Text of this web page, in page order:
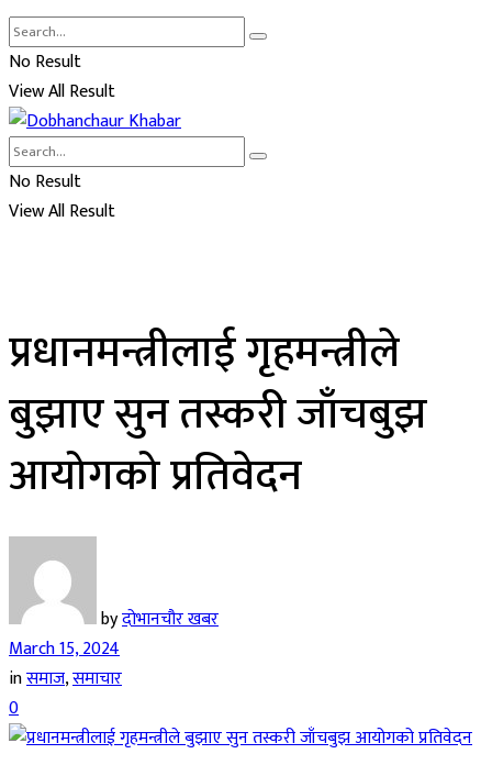
No Result
View All Result
No Result
View All Result
प्रधानमन्त्रीलाई गृहमन्त्रीले
बुझाए सुन तस्करी जाँचबुझ
आयोगको प्रतिवेदन
byदोभानचौर खबर
March 15, 2024
inसमाज,समाचार
0